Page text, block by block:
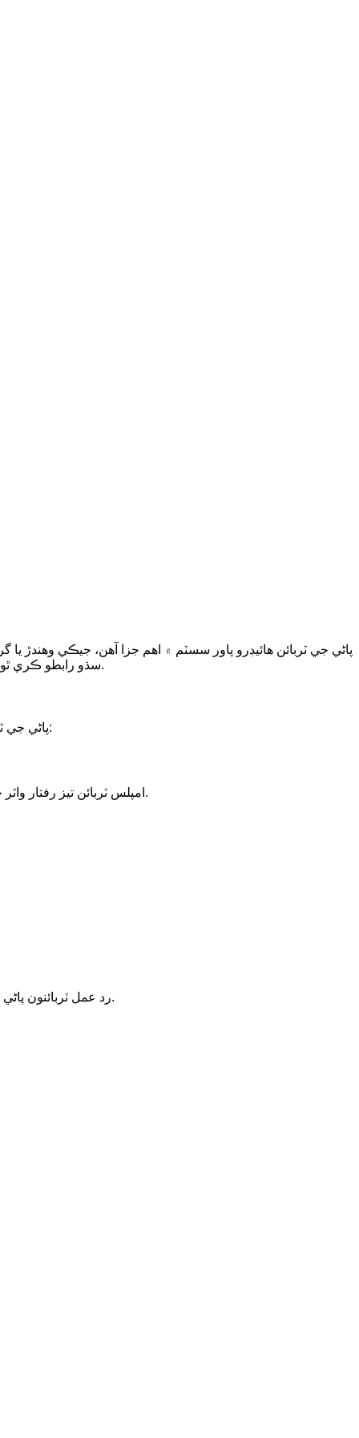
پاڻي جي ٽربائن هائيڊرو پاور سسٽم ۾ اهم جزا آهن، جيڪي وهندڙ
سڌو رابطو ڪري ٿو. رنر جي ڊيزائن، قسم، ۽ ٽيڪنيڪل وضاحتون ٽربائن جي ڪارڪردگي، آپريشنل هيڊ رينج، ۽ ايپليڪيشن منظرنامي کي طئي ڪرڻ ۾ اهم آهن.
پاڻي جي ٽربائن رنرز کي عام طور تي ٽن مکيه قسمن ۾ ورهايو ويندو آهي، ان جي بنياد تي ته اهي ڪهڙي قسم جي پاڻي جي وهڪري کي سنڀاليندا آهن:
امپلس ٽربائن تيز رفتار درخواستون.
رد عمل ٽربائنون پاڻي جي دٻاءُ کي بتدريج تبديل ڪندي ڪم ڪن ٿيون جيئن اهو رنر مان گذري ٿو. اهي رنر پاڻيءَ ۾ ٻڏي ويندا آهن ۽ پاڻي جي دٻاءُ هيٺ ڪم ڪندا آهن.